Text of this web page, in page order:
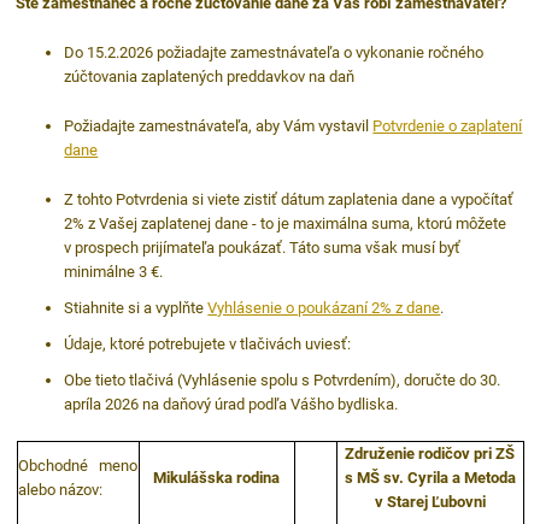
Do 15.2.2026 požiadajte zamestnávateľa o vykonanie ročného
zúčtovania zaplatených preddavkov na daň
Požiadajte zamestnávateľa, aby Vám vystavil Potvrdenie o zaplatení
dane
Z tohto Potvrdenia si viete zistiť dátum zaplatenia dane a vypočítať
2% z Vašej zaplatenej dane - to je maximálna suma, ktorú môžete
v prospech prijímateľa poukázať. Táto suma však musí byť
minimálne 3 €.
Stiahnite si a vyplňteVyhlásenie o poukázaní 2% z dane.
Údaje, ktoré potrebujete v tlačivách uviesť:
Obe tieto tlačivá (Vyhlásenie spolu s Potvrdením), doručte do 30.
apríla 2026 na daňový úrad podľa Vášho bydliska.
Obchodné meno
alebo názov:
Mikulášska rodina
Združenie rodičov pri ZŠ
s MŠ sv. Cyrila a Metoda
v Starej Ľubovni